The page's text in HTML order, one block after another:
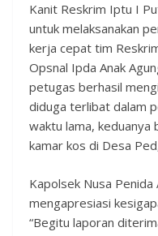
Kanit Reskrim Iptu I
untuk melaksanakan
kerja cepat tim
Opsnal Ipda Anak
petugas berhasil
diduga terlibat dalam
waktu lama, keduanya
kamar kos di Desa
Kapolsek Nusa Penida
mengapresiasi
“Begitu laporan